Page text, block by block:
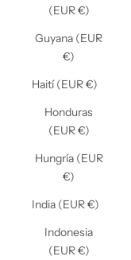
(EUR €)
Guyana (EUR
€)
Haití (EUR €)
Honduras
(EUR €)
Hungría (EUR
€)
India (EUR €)
Indonesia
(EUR €)